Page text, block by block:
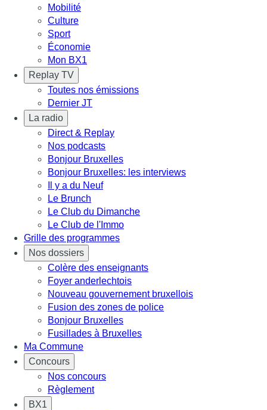
Mobilité
Culture
Sport
Économie
Mon BX1
Replay TV
Toutes nos émissions
Dernier JT
La radio
Direct & Replay
Nos podcasts
Bonjour Bruxelles
Bonjour Bruxelles: les interviews
Il y a du Neuf
Le Brunch
Le Club du Dimanche
Le Club de l'Immo
Grille des programmes
Nos dossiers
Colère des enseignants
Foyer anderlechtois
Nouveau gouvernement bruxellois
Fusion des zones de police
Bonjour Bruxelles
Fusillades à Bruxelles
Ma Commune
Concours
Nos concours
Règlement
BX1